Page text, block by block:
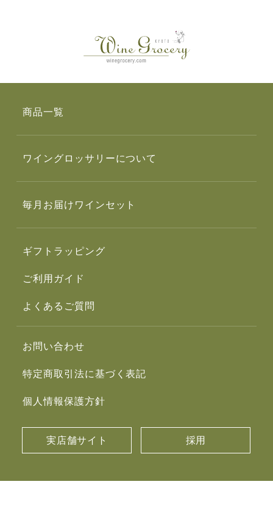
商品一覧
ワイングロッサリーについて
毎月お届けワインセット
ギフトラッピング
ご利用ガイド
よくあるご質問
お問い合わせ
特定商取引法に基づく表記
個人情報保護方針
実店舗サイト 採用